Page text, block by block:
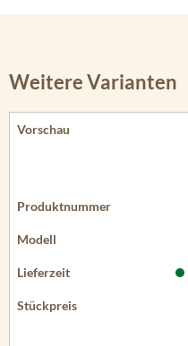
Weitere Varianten